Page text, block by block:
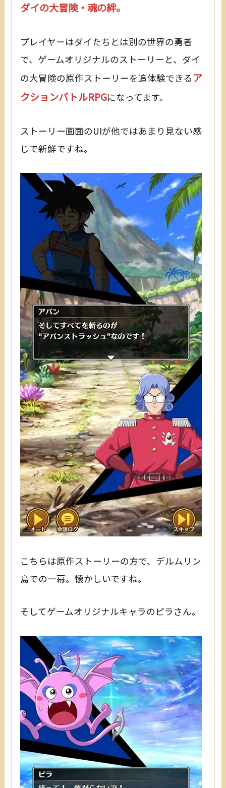
ダイの大冒険・魂の絆。
プレイヤーはダイたちとは別の世界の勇者
で、ゲームオリジナルのストーリーと、ダイ
の大冒険の原作ストーリーを追体験できる ア
クションバトルRPGになってます。
ストーリー画面のUIが他ではあまり見ない感
じで新鮮ですね。
こちらは原作ストーリーの方で、デルムリン
島での一幕。懐かしいですね。
そしてゲームオリジナルキャラのピラさん。